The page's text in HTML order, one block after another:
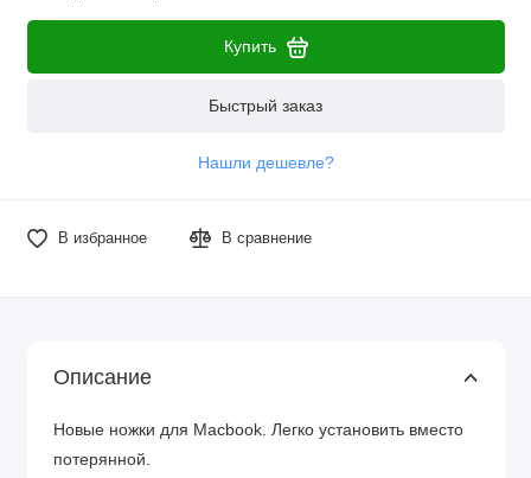
Купить
Быстрый заказ
Нашли дешевле?
В избранное В сравнение
Описание
Новые ножки для Macbook. Легко установить вместо
потерянной.